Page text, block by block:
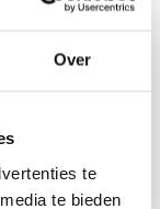
Over
te
te bieden
|
- 50 cm